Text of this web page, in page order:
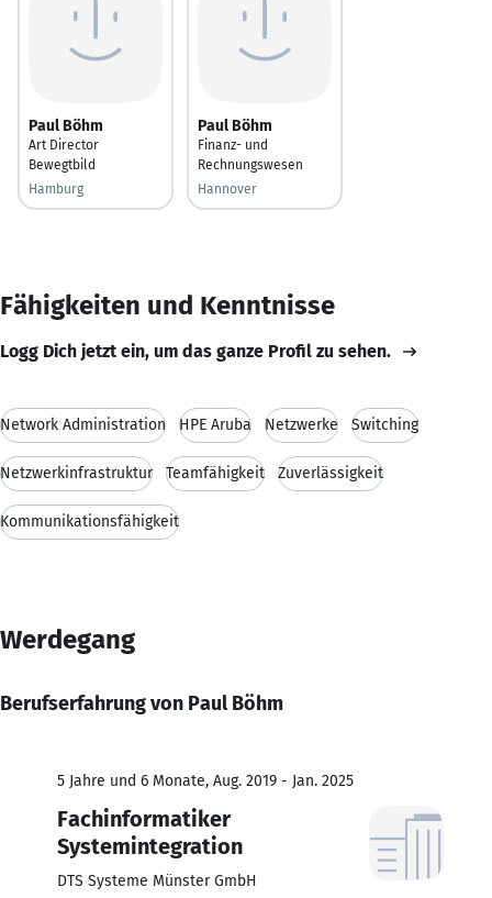
Paul Böhm
Art Director
Bewegtbild
Hamburg
Paul Böhm
Finanz- und
Rechnungswesen
Hannover
Fähigkeiten und Kenntnisse
Logg Dich jetzt ein, um das ganze Profil zu sehen.
Network Administration HPE Aruba Netzwerke Switching
Netzwerkinfrastruktur Teamfähigkeit Zuverlässigkeit
Kommunikationsfähigkeit
Werdegang
Berufserfahrung von Paul Böhm
5 Jahre und 6 Monate, Aug. 2019 - Jan. 2025
Fachinformatiker
Systemintegration
DTS Systeme Münster GmbH